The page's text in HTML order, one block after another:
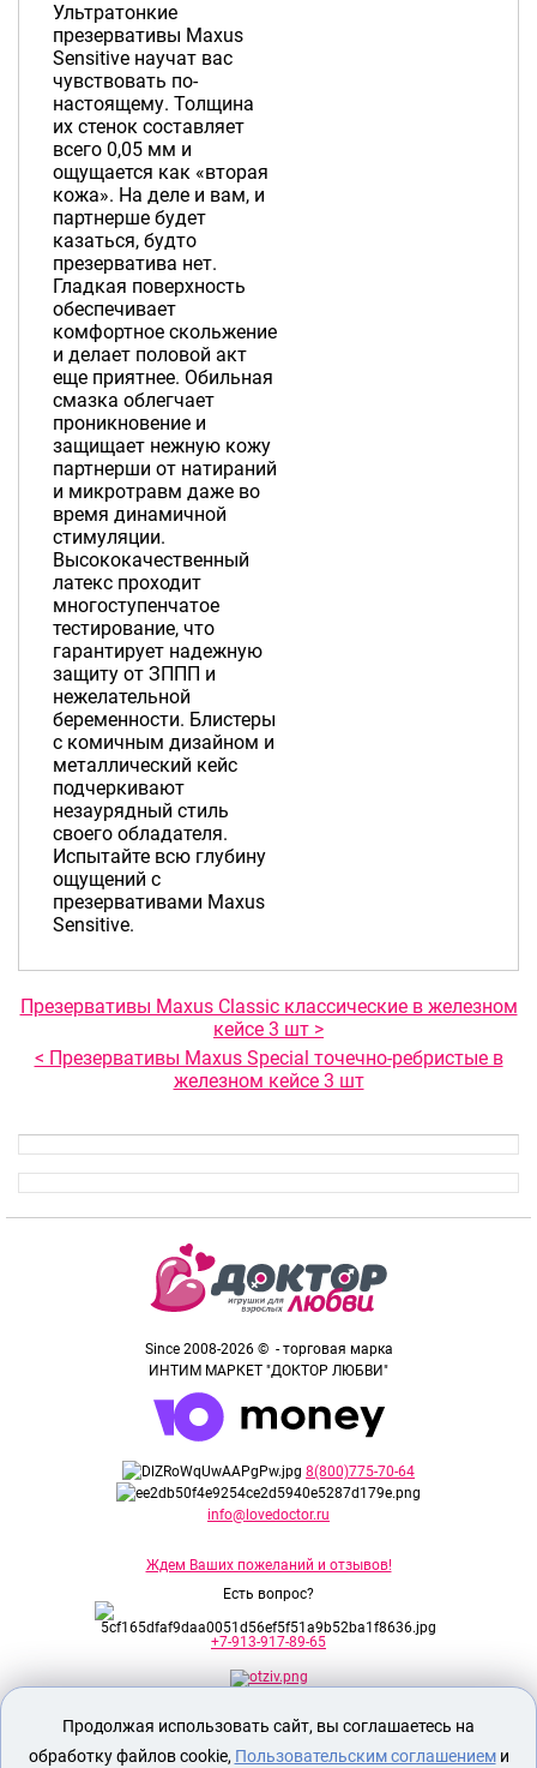
Ультратонкие
презервативы Maxus
Sensitive научат вас
чувствовать по-
настоящему. Толщина
их стенок составляет
всего 0,05 мм и
ощущается как «вторая
кожа». На деле и вам, и
партнерше будет
казаться, будто
презерватива нет.
Гладкая поверхность
обеспечивает
комфортное скольжение
и делает половой акт
еще приятнее. Обильная
смазка облегчает
проникновение и
защищает нежную кожу
партнерши от натираний
и микротравм даже во
время динамичной
стимуляции.
Высококачественный
латекс проходит
многоступенчатое
тестирование, что
гарантирует надежную
защиту от ЗППП и
нежелательной
беременности. Блистеры
с комичным дизайном и
металлический кейс
подчеркивают
незаурядный стиль
своего обладателя.
Испытайте всю глубину
ощущений с
презервативами Maxus
Sensitive.
Презервативы Maxus Classic классические в железном
кейсе 3 шт >
< Презервативы Maxus Special точечно-ребристые в
железном кейсе 3 шт
Since 2008-2026 © - торговая марка
ИНТИМ МАРКЕТ "ДОКТОР ЛЮБВИ"
8(800)775-70-64
info@lovedoctor.ru
Ждем Ваших пожеланий и отзывов!
Есть вопрос?
+7-913-917-89-65
Секс шоп Доктор Любви предназначен
исключительно для лиц старше 18 лет!
Вся продукция имеет знак EAC
Продолжая использовать сайт, вы соглашаетесь на
обработку файлов cookie, Пользовательским соглашениеми